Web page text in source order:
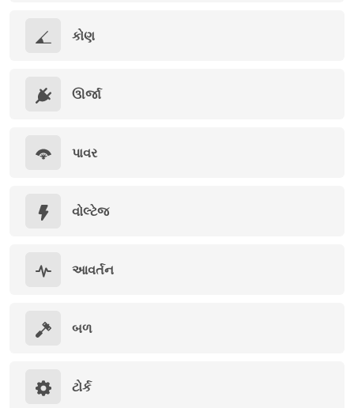
કોણ
ઊર્જા
પાવર
વોલ્ટેજ
આવર્તન
બળ
ટોર્ક